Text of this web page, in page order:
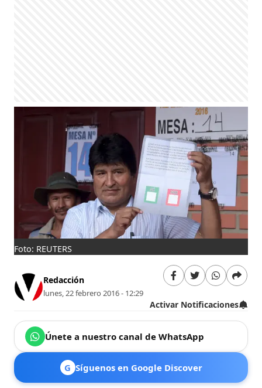
Foto: REUTERS
Redacción
lunes, 22 febrero 2016 - 12:29
Activar Notificaciones
Únete a nuestro canal de WhatsApp
G Síguenos en Google Discover